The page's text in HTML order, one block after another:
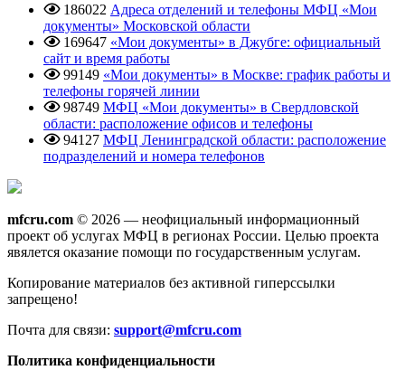
186022 Адреса отделений и телефоны МФЦ «Мои
документы» Московской области
169647 «Мои документы» в Джубге: официальный
сайт и время работы
99149 «Мои документы» в Москве: график работы и
телефоны горячей линии
98749 МФЦ «Мои документы» в Свердловской
области: расположение офисов и телефоны
94127 МФЦ Ленинградской области: расположение
подразделений и номера телефонов
mfcru.com © 2026 — неофициальный информационный
проект об услугах МФЦ в регионах России. Целью проекта
явялется оказание помощи по государственным услугам.
Копирование материалов без активной гиперссылки
запрещено!
Почта для связи: support@mfcru.com
Политика конфиденциальности